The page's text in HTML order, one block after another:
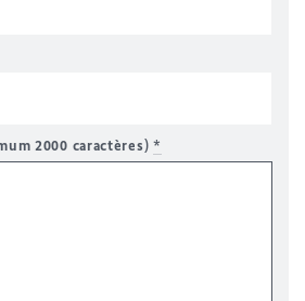
2000 caractères) *